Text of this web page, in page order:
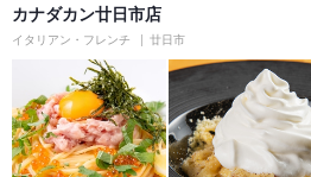
カナダカン廿日市店
イタリアン・フレンチ 廿日市